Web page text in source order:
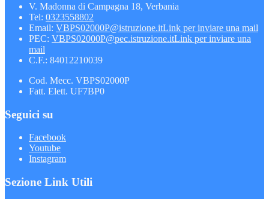
V. Madonna di Campagna 18, Verbania
Tel: 0323558802
Email: VBPS02000P@istruzione.itLink per inviare una mail
PEC: VBPS02000P@pec.istruzione.itLink per inviare una
mail
C.F.: 84012210039
Cod. Mecc. VBPS02000P
Fatt. Elett. UF7BP0
Seguici su
Facebook
Youtube
Instagram
Sezione Link Utili